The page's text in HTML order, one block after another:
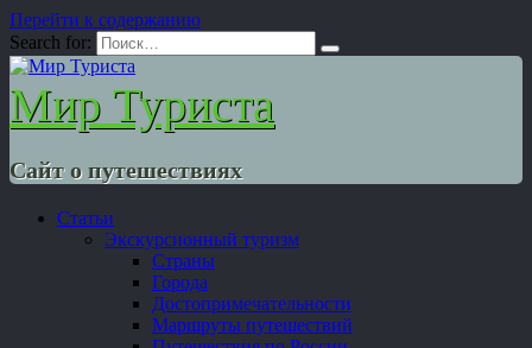
Перейти к содержанию
Search for:
Мир Туриста
Сайт о путешествиях
Статьи
Экскурсионный туризм
Страны
Города
Достопримечательности
Маршруты путешествий